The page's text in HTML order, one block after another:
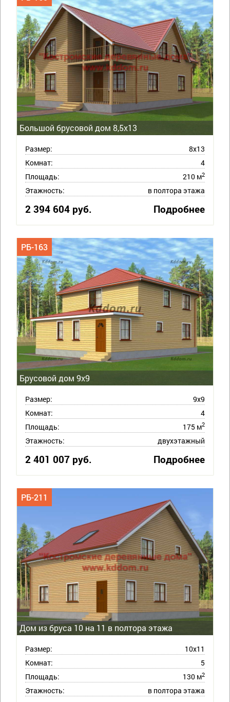
Большой брусовой дом 8,5х13
Размер:
8х13
Комнат:
4
Площадь:
210 м2
Этажность: в полтора этажа
2 394 604 руб. Подробнее
Брусовой дом 9х9
РБ-163
Размер:
9х9
Комнат:
4
Площадь:
175 м2
Этажность: двухэтажный
2 401 007 руб. Подробнее
Дом из бруса 10 на 11 в полтора этажа
РБ-211
Размер:
10х11
Комнат:
5
Площадь:
130 м2
Этажность: в полтора этажа